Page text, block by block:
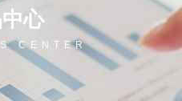
心
CENTER